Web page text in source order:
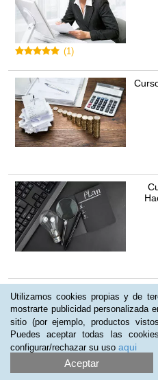
(1)
Utilizamos cookies propias y de
mostrarte publicidad personalizada
sitio (por ejemplo, productos
Puedes aceptar todas las
configurar/rechazar su uso aqui
Aceptar